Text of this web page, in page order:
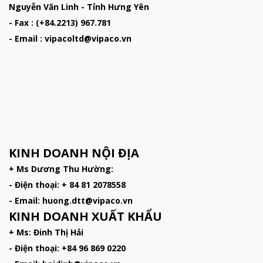
Nguyễn Văn Linh - Tỉnh Hưng Yên
- Fax : (+84.2213) 967.781
- Email : vipacoltd@vipaco.vn
KINH DOANH NỘI ĐỊA
+ Ms Dương Thu Hường:
- Điện thoại: + 84 81 2078558
- Email: huong.dtt@vipaco.vn
KINH DOANH XUẤT KHẨU
+ Ms: Đinh Thị Hải
- Điện thoại: +84 96 869 0220